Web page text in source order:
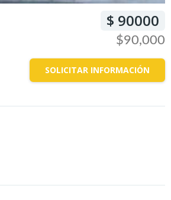
$90,000
90000
SOLICITAR INFORMACIÓN